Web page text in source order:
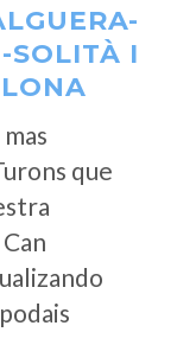
SOLITÀ I
que